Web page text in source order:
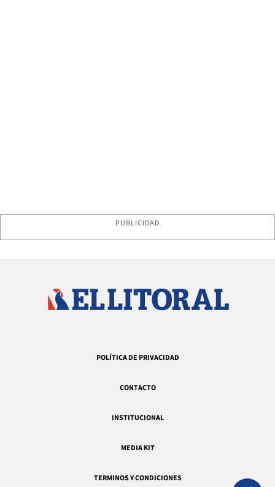
PUBLICIDAD
POLÍTICA DE PRIVACIDAD
CONTACTO
INSTITUCIONAL
MEDIA KIT
TERMINOS Y CONDICIONES